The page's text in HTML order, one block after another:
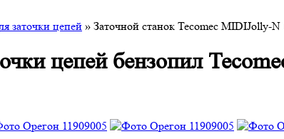
заточки цепей » Заточной станок Tecomec MIDIJolly-
цепей бензопил